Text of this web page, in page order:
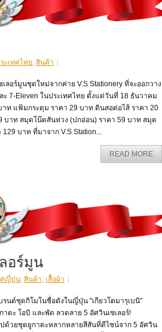
ะเทศไทย, สินค้า
อร์มูนชุดใหม่จากค่าย V.S Stationery ที่จะออกวาง
7-Eleven ในประเทศไทย ตั้งแต่วันที่ 18 ธันวาคม
ท แฟ้มกระดุม ราคา 29 บาท ดินสอต่อไส้ ราคา 20
บาท สมุดโน๊ตสันห่วง (ปกอ่อน) ราคา 59 บาท สมุด
บาท ที่มาจาก V.S Station...
READ MORE
อร์มูน
ศญี่ปุ่น, สินค้า, เสื้อผ้า
ด์ชุดกิโมโนชื่อดังในญี่ปุ่น "เกียวโตมารุเบนิ"
กาตะ โอบิ และพัด ลวดลาย 5 อัศวินเซเลอร์!
ปด้วยชุดยูกาตะหลากหลายสีสันที่ดีไซน์จาก 5 อัศวิน